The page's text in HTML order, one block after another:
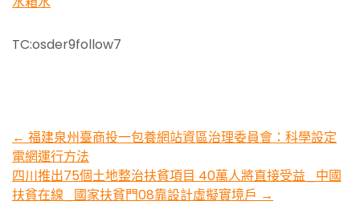
TC:osder9follow7
Post
navigation
← 福建泉州臺商投一包養網站資區治理委員會：科學設定
電網運行方法
四川推出75個土地整治扶貧項目 40萬人將直接受益_中國
扶貧在線_國家扶貧門08靠設計虛擬實境戶 →